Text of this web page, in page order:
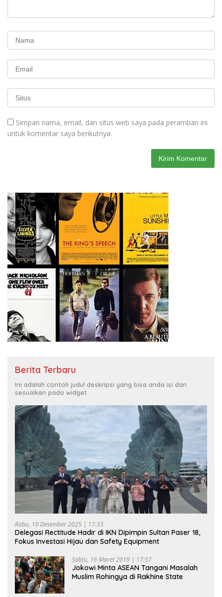
Simpan nama, email, dan situs web saya pada peramban ini
untuk komentar saya berikutnya.
Berita Terbaru
Ini adalah contoh judul deskripsi yang bisa anda isi dan
sesuaikan pada widget
Rabu, 10 Desember 2025 | 17:33
Delegasi Rectitude Hadir di IKN Dipimpin Sultan Paser 18,
Fokus Investasi Hijau dan Safety Equipment
Sabtu, 16 Maret 2019 | 17:57
Jokowi Minta ASEAN Tangani Masalah
Muslim Rohingya di Rakhine State